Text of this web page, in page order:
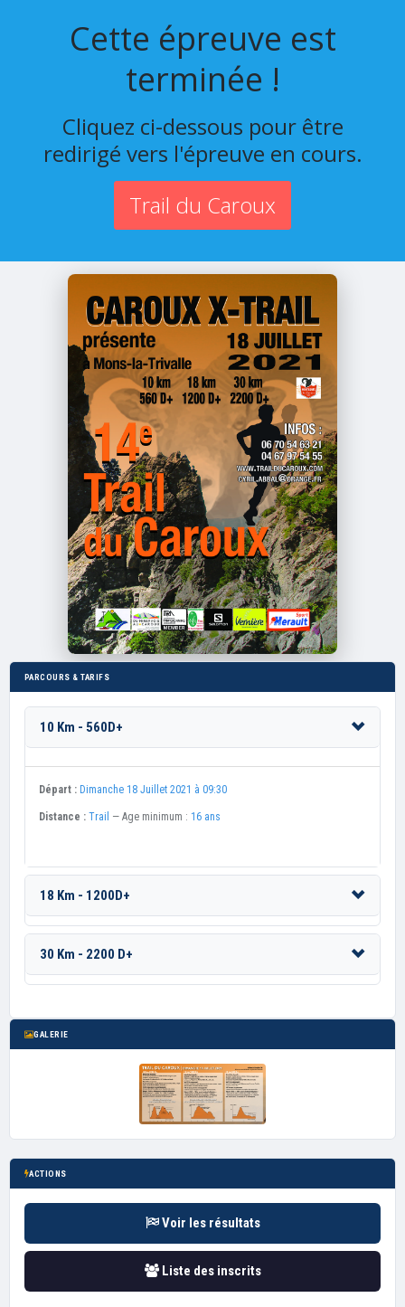
Cette épreuve est
terminée !
Cliquez ci-dessous pour être
redirigé vers l'épreuve en cours.
Trail du Caroux
Trail du Caroux
Dimanche 18 Juillet 2021 Mons la Trivalle (34)
PARCOURS & TARIFS
10 Km - 560D+
Départ : Dimanche 18 Juillet 2021 à 09:30
Distance : Trail — Age minimum : 16 ans
18 Km - 1200D+
30 Km - 2200 D+
GALERIE
ACTIONS
Voir les résultats
Liste des inscrits